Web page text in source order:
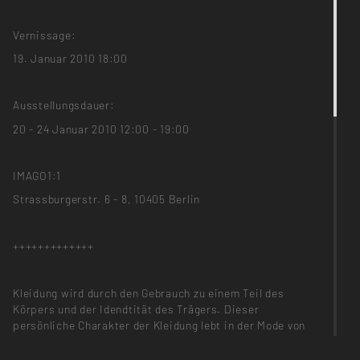
Vernissage:
19. Januar 2010 18:00
Ausstellungsdauer:
20 - 24 Januar 2010 12:00 - 19:00
IMAGO1:1
Strassburgerstr. 6 - 8, 10405 Berlin
+++++++++++++
Kleidung wird durch den Gebrauch zu einem Teil des
Körpers und der Idendtität des Trägers. Dieser
persönliche Charakter der Kleidung lebt in der Mode von